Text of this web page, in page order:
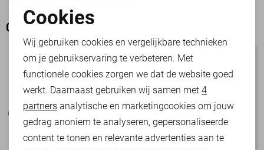
OOK HET BEKIJKEN WAARD
Noodzakelijke cookies
Personalisatie cookies
Analytische cookies
Marketing cookies
Cookies
Wij gebruiken cookies en vergelijkbare technieken
om je gebruikservaring te verbeteren. Met
functionele cookies zorgen we dat de website goed
werkt. Daarnaast gebruiken wij samen met 4
partners analytische en marketingcookies om jouw
gedrag anoniem te analyseren, gepersonaliseerde
content te tonen en relevante advertenties aan te